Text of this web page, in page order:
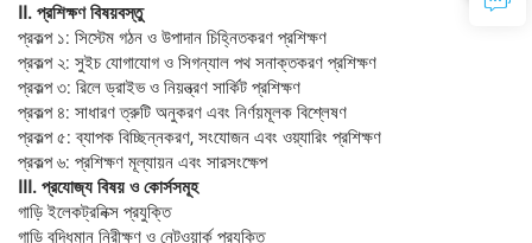
II. প্রশিক্ষণ বিষয়বস্তু
প্রকল্প ১: সিস্টেম গঠন ও উপাদান চিহ্নিতকরণ প্রশিক্ষণ
প্রকল্প ২: সুইচ যোগাযোগ ও সিগন্যাল পথ সনাক্তকরণ প্রশিক্ষণ
প্রকল্প ৩: রিলে ড্রাইভ ও নিয়ন্ত্রণ সার্কিট প্রশিক্ষণ
প্রকল্প ৪: সাধারণ ত্রুটি অনুকরণ এবং নির্ণয়মূলক বিশ্লেষণ
প্রকল্প ৫: ব্যাপক বিচ্ছিন্নকরণ, সংযোজন এবং ওয়্যারিং প্রশিক্ষণ
প্রকল্প ৬: প্রশিক্ষণ মূল্যায়ন এবং সারসংক্ষেপ
III. প্রযোজ্য বিষয় ও কোর্সসমূহ
গাড়ি ইলেকট্রনিক্স প্রযুক্তি
গাড়ি বুদ্ধিমান নিরীক্ষণ ও নেটওয়ার্ক প্রযুক্তি